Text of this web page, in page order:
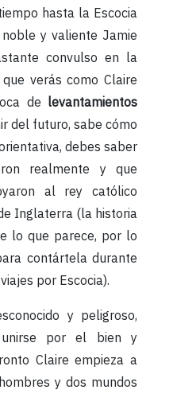
hasta la Escocia
y valiente Jamie
convulso en la
verás como Claire
de levantamientos
del futuro, sabe cómo
debes saber
realmente y que
al rey católico
Inglaterra (la historia
lo que parece, por lo
contártela durante
por Escocia).
y peligroso,
por el bien y
Claire empieza a
y dos mundos